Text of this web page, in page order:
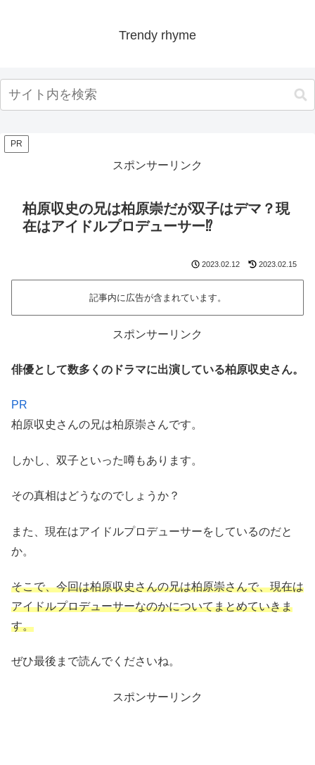
Trendy rhyme
PR
スポンサーリンク
柏原収史の兄は柏原崇だが双子はデマ？現
在はアイドルプロデューサー⁉︎
2023.02.12 2023.02.15
記事内に広告が含まれています。
スポンサーリンク
俳優として数多くのドラマに出演している柏原収史さん。
PR
柏原収史さんの兄は柏原崇さんです。
しかし、双子といった噂もあります。
その真相はどうなのでしょうか？
また、現在はアイドルプロデューサーをしているのだと
か。
そこで、今回は柏原収史さんの兄は柏原崇さんで、現在は
アイドルプロデューサーなのかについてまとめていきま
す。
ぜひ最後まで読んでくださいね。
スポンサーリンク